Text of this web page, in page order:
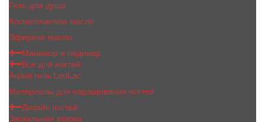
Гель для душа
Косметическое масло
Эфирное масло
Маникюр и педикюр
Все для ногтей
Акрил гель LoriLac
Материалы для наращивания ногтей
Дизайн ногтей
Зеркальная втирка